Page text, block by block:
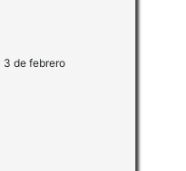
3 de febrero